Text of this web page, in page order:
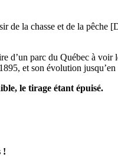
de la chasse et de la pêche
d’un parc du Québec à
et son évolution
le tirage étant épuisé.
!